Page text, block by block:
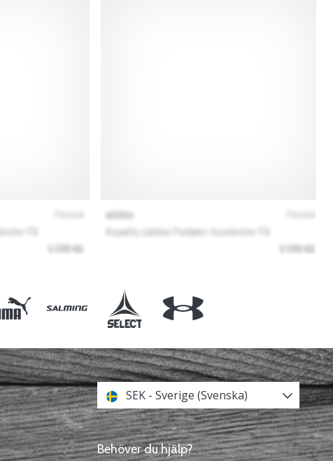
SEK - Sverige (Svenska)
Behöver du hjälp?